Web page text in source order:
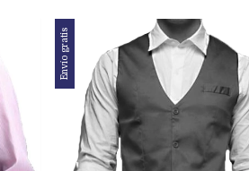
Envío gratis